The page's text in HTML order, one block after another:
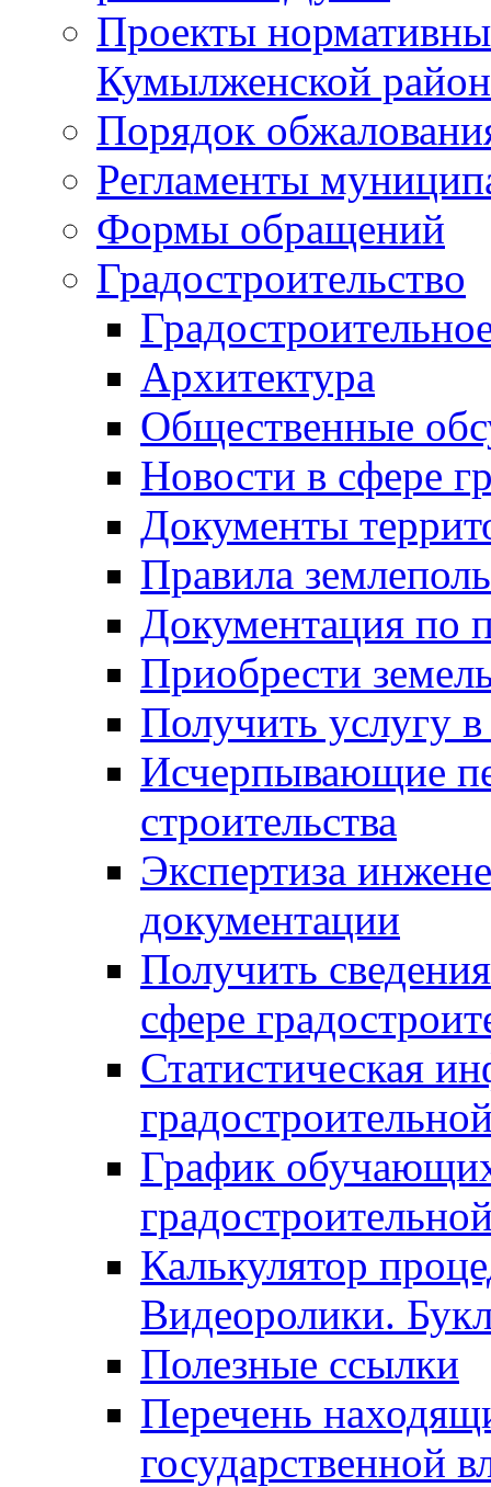
Проекты
Кумылженской
Порядок
Регламенты
Формы обращений
Градостроительство
Архитектура
Общественные
Новости в сфере
Документы
Правила
Документация по
Приобрести
Получить услугу в
Исчерпывающие
строительства
Экспертиза
документации
Получить
сфере
Статистическая
График
Калькулятор
Видеоролики.
Полезные ссылки
Перечень
государственной